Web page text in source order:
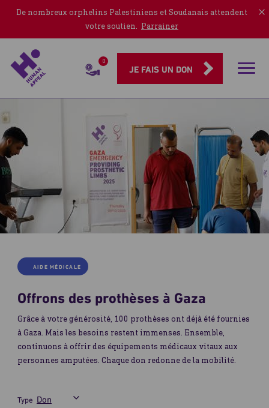
De nombreux orphelins Palestiniens et Soudanais attendent
votre soutien. Parrainer
Prothèses
pour
Gaza
0
JE FAIS UN DON
AIDE MÉDICALE
Offrons des prothèses à Gaza
Grâce à votre générosité, 100 prothèses ont déjà été fournies
à Gaza. Mais les besoins restent immenses. Ensemble,
continuons à offrir des équipements médicaux vitaux aux
personnes amputées. Chaque don redonne de la mobilité.
Type